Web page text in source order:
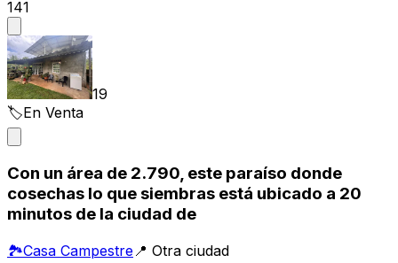
141
19
🏷️En Venta
Con un área de 2.790, este paraíso donde
cosechas lo que siembras está ubicado a 20
minutos de la ciudad de
🏞️Casa Campestre 📍 Otra ciudad